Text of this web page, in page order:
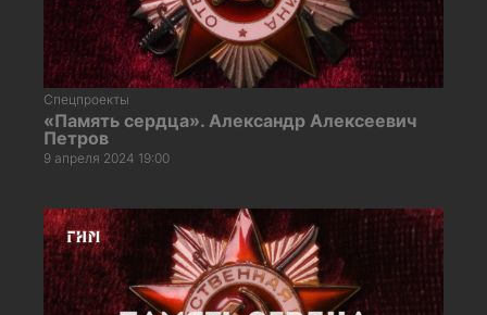
Спецпроекты
«Память сердца». Александр Алексеевич
Петров
9 апреля 2024 19:00